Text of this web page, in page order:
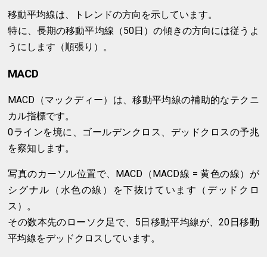
移動平均線は、トレンドの方向を示しています。
特に、長期の移動平均線（50日）の傾きの方向には従うよ
うにします（順張り）。
MACD
MACD（マックディー）は、移動平均線の補助的なテクニ
カル指標です。
0ラインを境に、ゴールデンクロス、デッドクロスの予兆
を察知します。
写真のカーソル位置で、MACD（MACD線 = 黄色の線）が
シグナル（水色の線）を下抜けています（デッドクロ
ス）。
その数本先のローソク足で、5日移動平均線が、20日移動
平均線をデッドクロスしています。